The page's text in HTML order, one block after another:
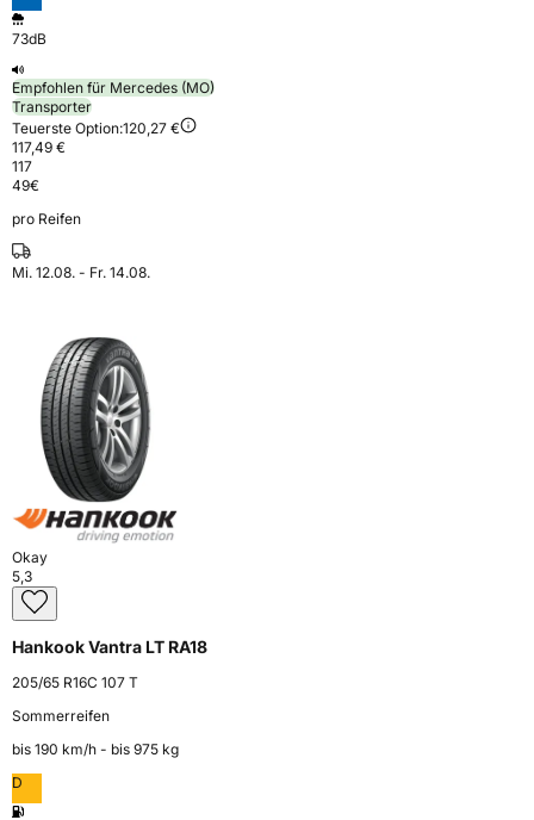
73dB
Empfohlen für Mercedes (MO)
Transporter
Teuerste Option:120,27 €
117,49 €
117
49€
pro Reifen
Mi. 12.08. - Fr. 14.08.
Okay
5,3
Hankook Vantra LT RA18
205/65 R16C 107 T
Sommerreifen
bis 190 km⁠/⁠h - bis 975 kg
D